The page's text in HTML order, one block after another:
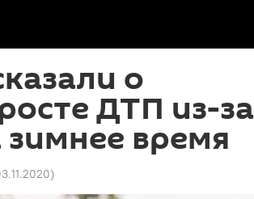
о
ДТП из-за
время
)